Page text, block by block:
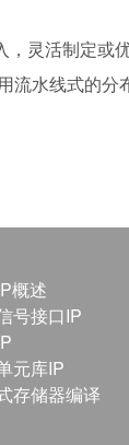
，灵活制定或
流水线式的
概述
号接口IP
元库IP
存储器编译